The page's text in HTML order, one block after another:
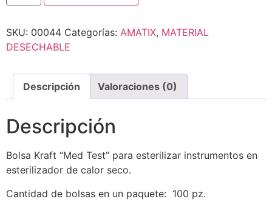
SKU: 00044 Categorías: AMATIX, MATERIAL
DESECHABLE
Descripción Valoraciones (0)
Descripción
Bolsa Kraft “Med Test” para esterilizar instrumentos en
esterilizador de calor seco.
Cantidad de bolsas en un paquete: 100 pz.